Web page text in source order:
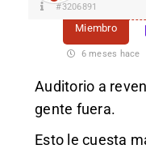
#3206891
Miembro
6 meses hace
Auditorio a
gente fuera.
Esto le cuesta